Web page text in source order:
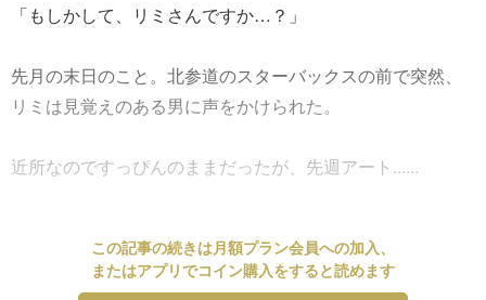
「もしかして、リミさんですか…？」
先月の末日のこと。北参道のスターバックスの前で突然、
リミは見覚えのある男に声をかけられた。
近所なのですっぴんのままだったが、先週アート......
この記事の続きは月額プラン会員への加入、
またはアプリでコイン購入をすると読めます